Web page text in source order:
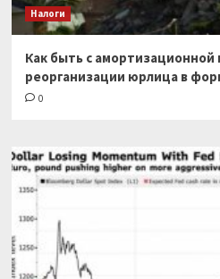
Налоги
Как быть с
реорганизации юрлица в
0